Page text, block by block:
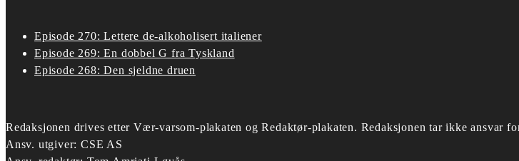
Episode 270: Lettere de-alkoholisert italiener
Episode 269: En dobbel G fra Tyskland
Episode 268: Den sjeldne druen
Redaksjonen drives etter Vær-varsom-plakaten og Redaktør-plakaten. Redaksjonen tar ikke ansvar
Ansv. utgiver: CSE AS